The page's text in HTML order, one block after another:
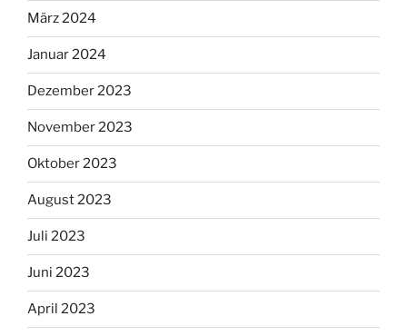
März 2024
Januar 2024
Dezember 2023
November 2023
Oktober 2023
August 2023
Juli 2023
Juni 2023
April 2023